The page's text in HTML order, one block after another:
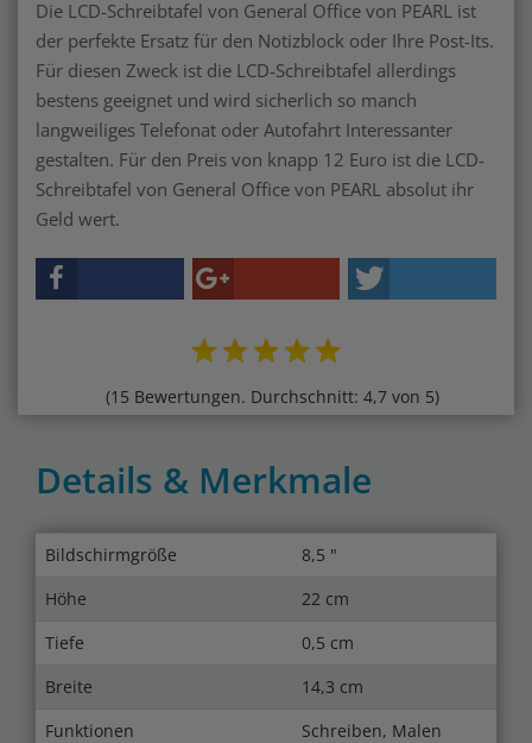
Die LCD-Schreibtafel von General Office von PEARL ist
der perfekte Ersatz für den Notizblock oder Ihre Post-Its.
Für diesen Zweck ist die LCD-Schreibtafel allerdings
bestens geeignet und wird sicherlich so manch
langweiliges Telefonat oder Autofahrt Interessanter
gestalten. Für den Preis von knapp 12 Euro ist die LCD-
Schreibtafel von General Office von PEARL absolut ihr
Geld wert.
(15 Bewertungen. Durchschnitt: 4,7 von 5)
Details & Merkmale
Bildschirmgröße
8,5 "
Höhe
22 cm
Tiefe
0,5 cm
Breite
14,3 cm
Funktionen
Schreiben, Malen